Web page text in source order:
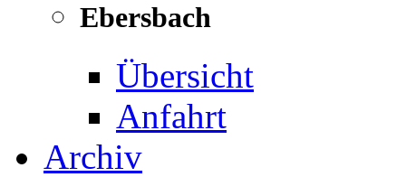
Ebersbach
Übersicht
Anfahrt
Archiv